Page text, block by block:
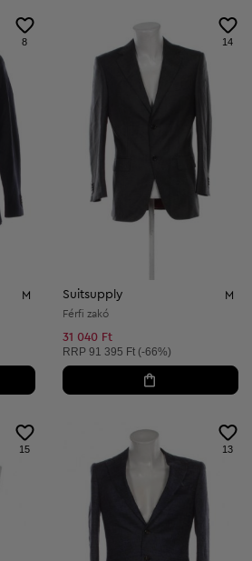
8
M
14
Suitsupply M
Férfi zakó
31 040 Ft
Ajánlott ár:
RRP 91 395 Ft (-66%)
15 13